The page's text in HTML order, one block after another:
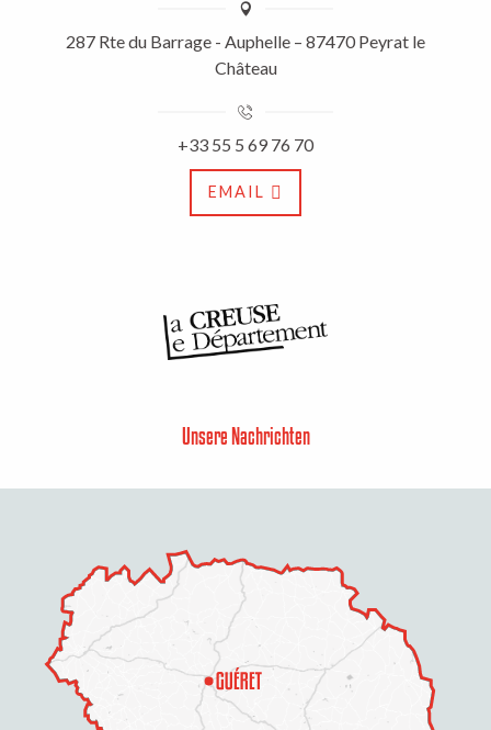
287 Rte du Barrage - Auphelle – 87470 Peyrat le
Château
+33 55 5 69 76 70
EMAIL
Unsere Nachrichten